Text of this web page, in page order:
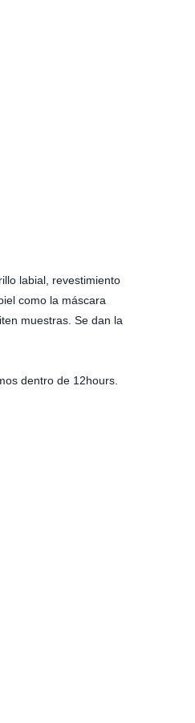
labial, revestimiento
como la máscara
muestras. Se dan la
dentro de 12hours.